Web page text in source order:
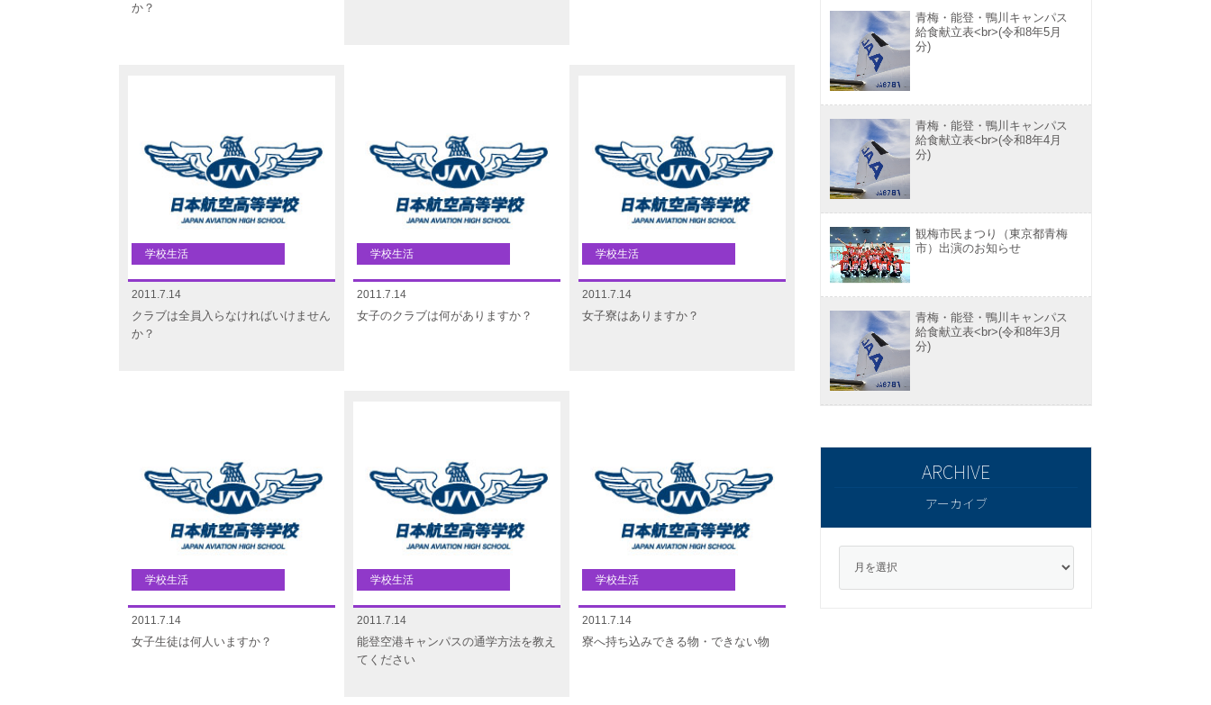
か？
2011.7.14
クラブは全員入らなければいけません
か？
学校生活
2011.7.14
女子のクラブは何がありますか？
学校生活
2011.7.14
女子寮はありますか？
学校生活
2011.7.14
女子生徒は何人いますか？
学校生活
2011.7.14
能登空港キャンパスの通学方法を教え
てください
学校生活
2011.7.14
寮へ持ち込みできる物・できない物
学校生活
青梅・能登・鴨川キャンパス
給食献立表<br>(令和8年5月
分)
青梅・能登・鴨川キャンパス
給食献立表<br>(令和8年4月
分)
観梅市民まつり（東京都青梅
市）出演のお知らせ
青梅・能登・鴨川キャンパス
給食献立表<br>(令和8年3月
分)
アーカイブ